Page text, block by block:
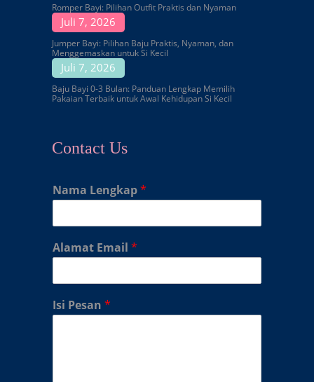
Romper Bayi: Pilihan Outfit Praktis dan Nyaman
Juli 7, 2026
Jumper Bayi: Pilihan Baju Praktis, Nyaman, dan
Menggemaskan untuk Si Kecil
Juli 7, 2026
Baju Bayi 0-3 Bulan: Panduan Lengkap Memilih
Pakaian Terbaik untuk Awal Kehidupan Si Kecil
Contact Us
Nama Lengkap*
Alamat Email *
Isi Pesan *